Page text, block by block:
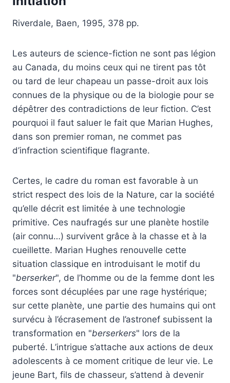
Riverdale, Baen, 1995, 378 pp.
Les auteurs de science-fiction ne sont pas légion
au Canada, du moins ceux qui ne tirent pas tôt
ou tard de leur chapeau un passe-droit aux lois
connues de la physique ou de la biologie pour se
dépêtrer des contradictions de leur fiction. C’est
pourquoi il faut saluer le fait que Marian Hughes,
dans son premier roman, ne commet pas
d’infraction scientifique flagrante.
Certes, le cadre du roman est favorable à un
strict respect des lois de la Nature, car la société
qu’elle décrit est limitée à une technologie
primitive. Ces naufragés sur une planète hostile
(air connu…) survivent grâce à la chasse et à la
cueillette. Marian Hughes renouvelle cette
situation classique en introduisant le motif du
"berserker", de l’homme ou de la femme dont les
forces sont décuplées par une rage hystérique;
sur cette planète, une partie des humains qui ont
survécu à l’écrasement de l’astronef subissent la
transformation en "berserkers" lors de la
puberté. L’intrigue s’attache aux actions de deux
adolescents à ce moment critique de leur vie. Le
jeune Bart, fils de chasseur, s’attend à devenir